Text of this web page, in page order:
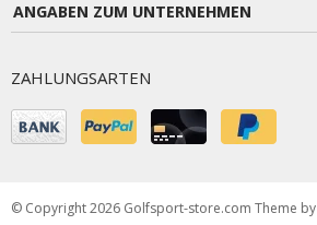
ANGABEN ZUM UNTERNEHMEN
ZAHLUNGSARTEN
© Copyright 2026 Golfsport-store.com Theme by